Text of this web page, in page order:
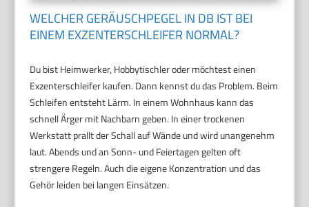
WELCHER GERÄUSCHPEGEL IN DB IST BEI
EINEM EXZENTERSCHLEIFER NORMAL?
Du bist Heimwerker, Hobbytischler oder möchtest einen
Exzenterschleifer kaufen. Dann kennst du das Problem. Beim
Schleifen entsteht Lärm. In einem Wohnhaus kann das
schnell Ärger mit Nachbarn geben. In einer trockenen
Werkstatt prallt der Schall auf Wände und wird unangenehm
laut. Abends und an Sonn- und Feiertagen gelten oft
strengere Regeln. Auch die eigene Konzentration und das
Gehör leiden bei langen Einsätzen.